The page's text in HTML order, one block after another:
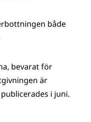
både
bevarat för
är
i juni.